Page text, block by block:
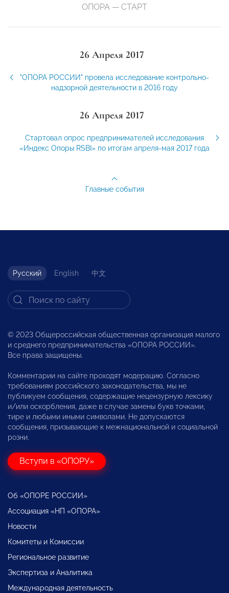
ОПОРА — СТАРТ
26 Апреля 2017
"ОПОРА РОССИИ" провела исследование контрольно-
надзорной деятельности в 2016 году
26 Апреля 2017
Стартовал опрос предпринимателей исследования
«Индекс Опоры RSBI» по итогам апреля-мая 2017 года
Главные события
Русский English 中文
© 2023 Общероссийская общественная организация малого
и среднего предпринимательства «ОПОРА РОССИИ».
Все права защищены.
Комментарии на сайте проходят модерацию. Согласно
требованиям российского законодательства, мы не
публикуем сообщения, содержащие нецензурную лексику
и/или оскорбления, даже в случае замены букв точками,
тире и любыми иными символами. Не допускаются
сообщения, призывающие к межнациональной и социальной
розни.
Вступи в «ОПОРУ»
Об «ОПОРЕ РОССИИ»
Ассоциация «НП «ОПОРА»
Новости
Комитеты и Комиссии
Региональное развитие
Экспертиза и Аналитика
Международная деятельность